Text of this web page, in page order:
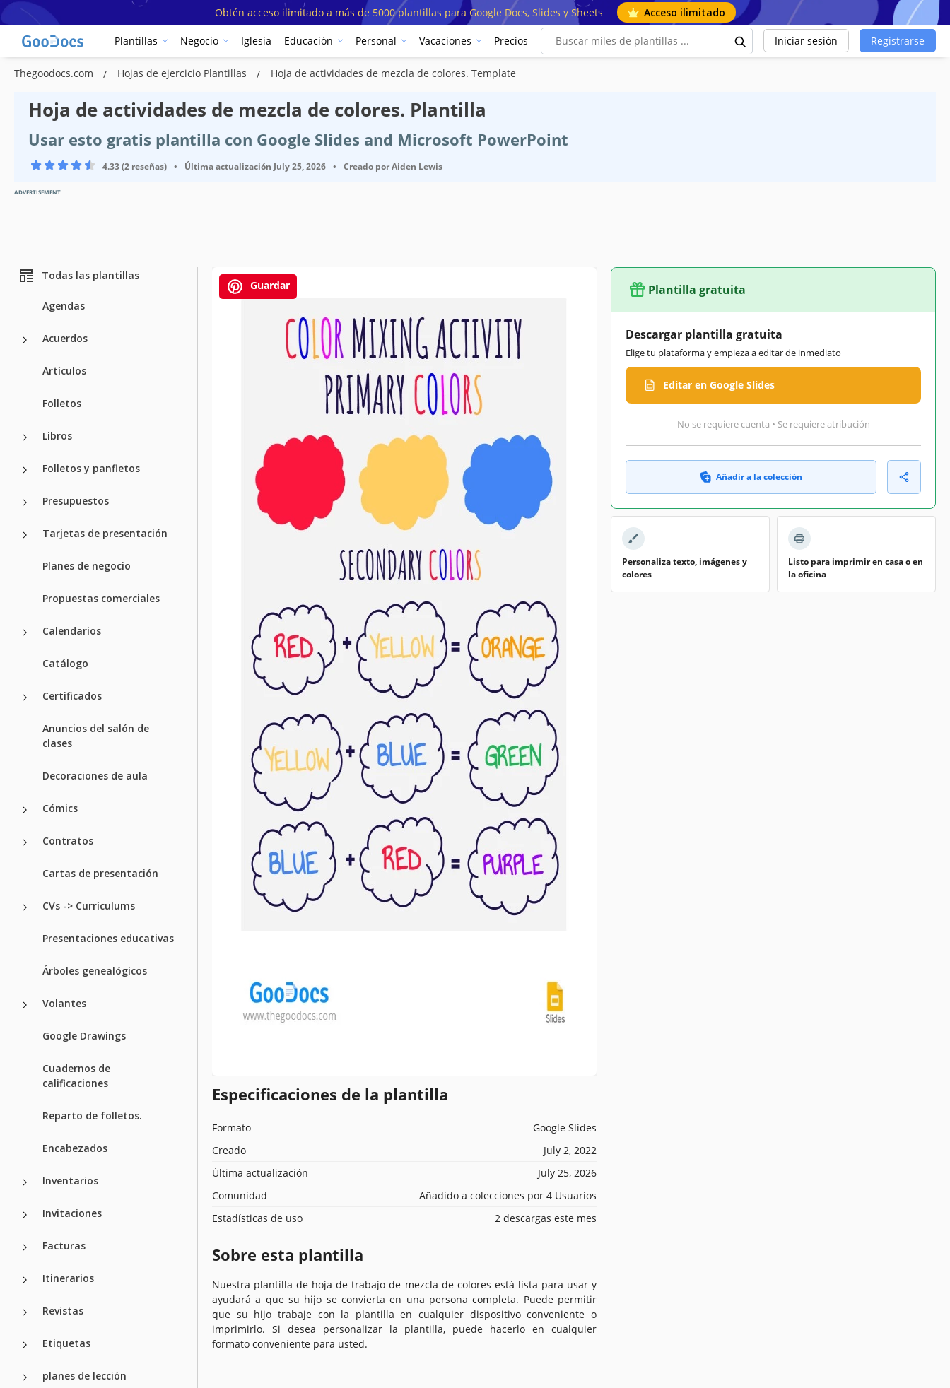
Obtén acceso ilimitado a más de 5000 plantillas para Google Docs, Slides y Sheets Acceso ilimitado
Plantillas Negocio Iglesia Educación Personal Vacaciones Precios Iniciar sesión Registrarse
Thegoodocs.com Hojas de ejercicio Plantillas Hoja de actividades de mezcla de colores. Template
Hoja de actividades de mezcla de colores. Plantilla
Usar esto gratis plantilla con Google Slides and Microsoft PowerPoint
4.33 (2 reseñas) • Última actualización July 25, 2026 • Creado porAiden Lewis
ADVERTISEMENT
Todas las plantillas
Agendas
Acuerdos
Artículos
Folletos
Libros
Folletos y panfletos
Presupuestos
Tarjetas de presentación
Planes de negocio
Propuestas comerciales
Calendarios
Catálogo
Certificados
Anuncios del salón de
clases
Decoraciones de aula
Cómics
Contratos
Cartas de presentación
CVs -> Currículums
Presentaciones educativas
Árboles genealógicos
Volantes
Google Drawings
Cuadernos de
calificaciones
Reparto de folletos.
Encabezados
Inventarios
Invitaciones
Facturas
Itinerarios
Revistas
Etiquetas
planes de lección
Guardar
Especificaciones de la plantilla
Formato
Google Slides
Creado
July 2, 2022
Última actualización
July 25, 2026
Comunidad
Añadido a colecciones por 4 Usuarios
Estadísticas de uso
2 descargas este mes
Sobre esta plantilla
Nuestra plantilla de hoja de trabajo de mezcla de colores está lista para usar y
ayudará a que su hijo se convierta en una persona completa. Puede permitir
que su hijo trabaje con la plantilla en cualquier dispositivo conveniente o
imprimirlo. Si desea personalizar la plantilla, puede hacerlo en cualquier
formato conveniente para usted.
Plantilla gratuita
Descargar plantilla gratuita
Elige tu plataforma y empieza a editar de inmediato
Editar en Google Slides
No se requiere cuenta • Se requiere atribución
Añadir a la colección
Personaliza texto, imágenes y
colores
Listo para imprimir en casa o en
la oficina